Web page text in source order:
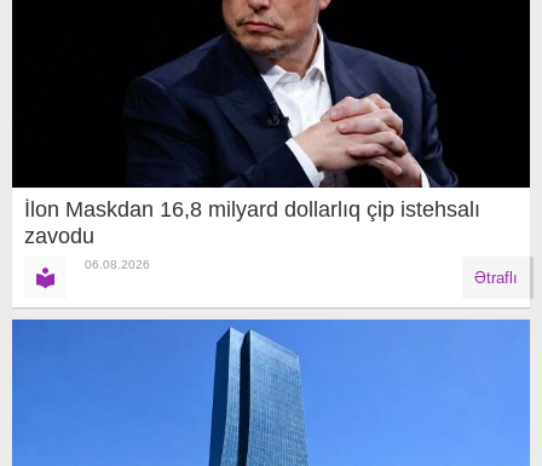
İlon Maskdan 16,8 milyard dollarlıq çip istehsalı
zavodu
06.08.2026
Ətraflı